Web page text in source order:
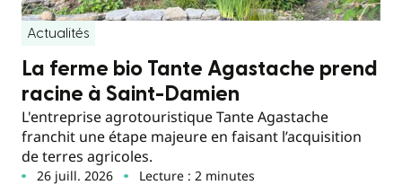
Actualités
La ferme bio Tante Agastache prend
racine à Saint-Damien
L'entreprise agrotouristique Tante Agastache
franchit une étape majeure en faisant l’acquisition
de terres agricoles.
26 juill. 2026 Lecture : 2 minutes